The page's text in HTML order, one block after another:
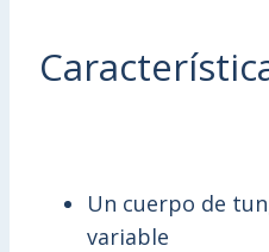
Un cuerpo de
variable